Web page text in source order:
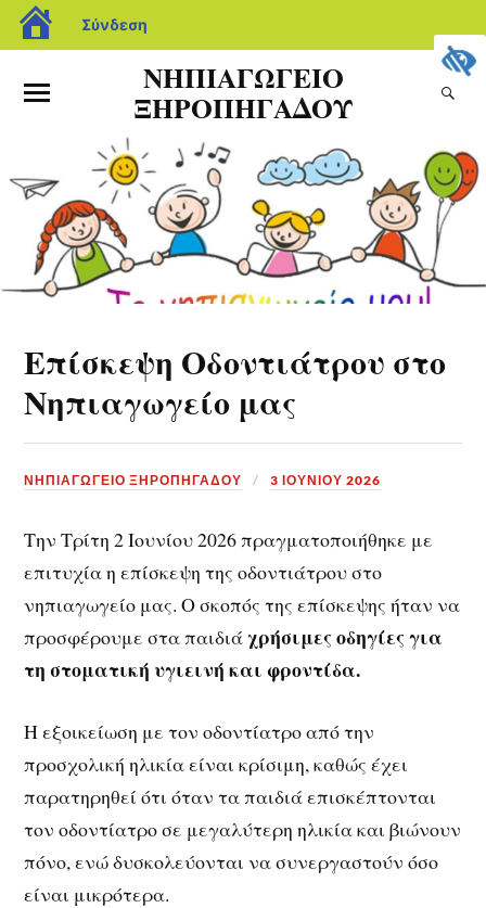
Σύνδεση
ΝΗΠΙΑΓΩΓΕΙΟ
ΞΗΡΟΠΗΓΑΔΟΥ
Επίσκεψη Οδοντιάτρου στο
Νηπιαγωγείο μας
ΝΗΠΙΑΓΩΓΕΙΟ ΞΗΡΟΠΗΓΑΔΟΥ 3 ΙΟΥΝΊΟΥ 2026
Την Τρίτη 2 Ιουνίου 2026 πραγματοποιήθηκε με
επιτυχία η επίσκεψη της οδοντιάτρου στο
νηπιαγωγείο μας. Ο σκοπός της επίσκεψης ήταν να
προσφέρουμε στα παιδιάχρήσιμες οδηγίες για
τη στοματική υγιεινή και φροντίδα.
Η εξοικείωση με τον οδοντίατρο από την
προσχολική ηλικία είναι κρίσιμη, καθώς έχει
παρατηρηθεί ότι όταν τα παιδιά επισκέπτονται
τον οδοντίατρο σε μεγαλύτερη ηλικία και βιώνουν
πόνο, ενώ δυσκολεύονται να συνεργαστούν όσο
είναι μικρότερα.